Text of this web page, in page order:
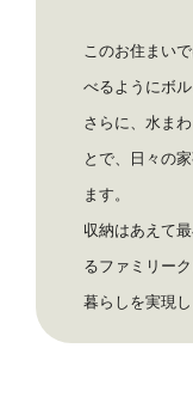
このお住まい
べるようにボ
さらに、水ま
とで、日々の
ます。
収納はあえて
るファミリー
暮らしを実現し